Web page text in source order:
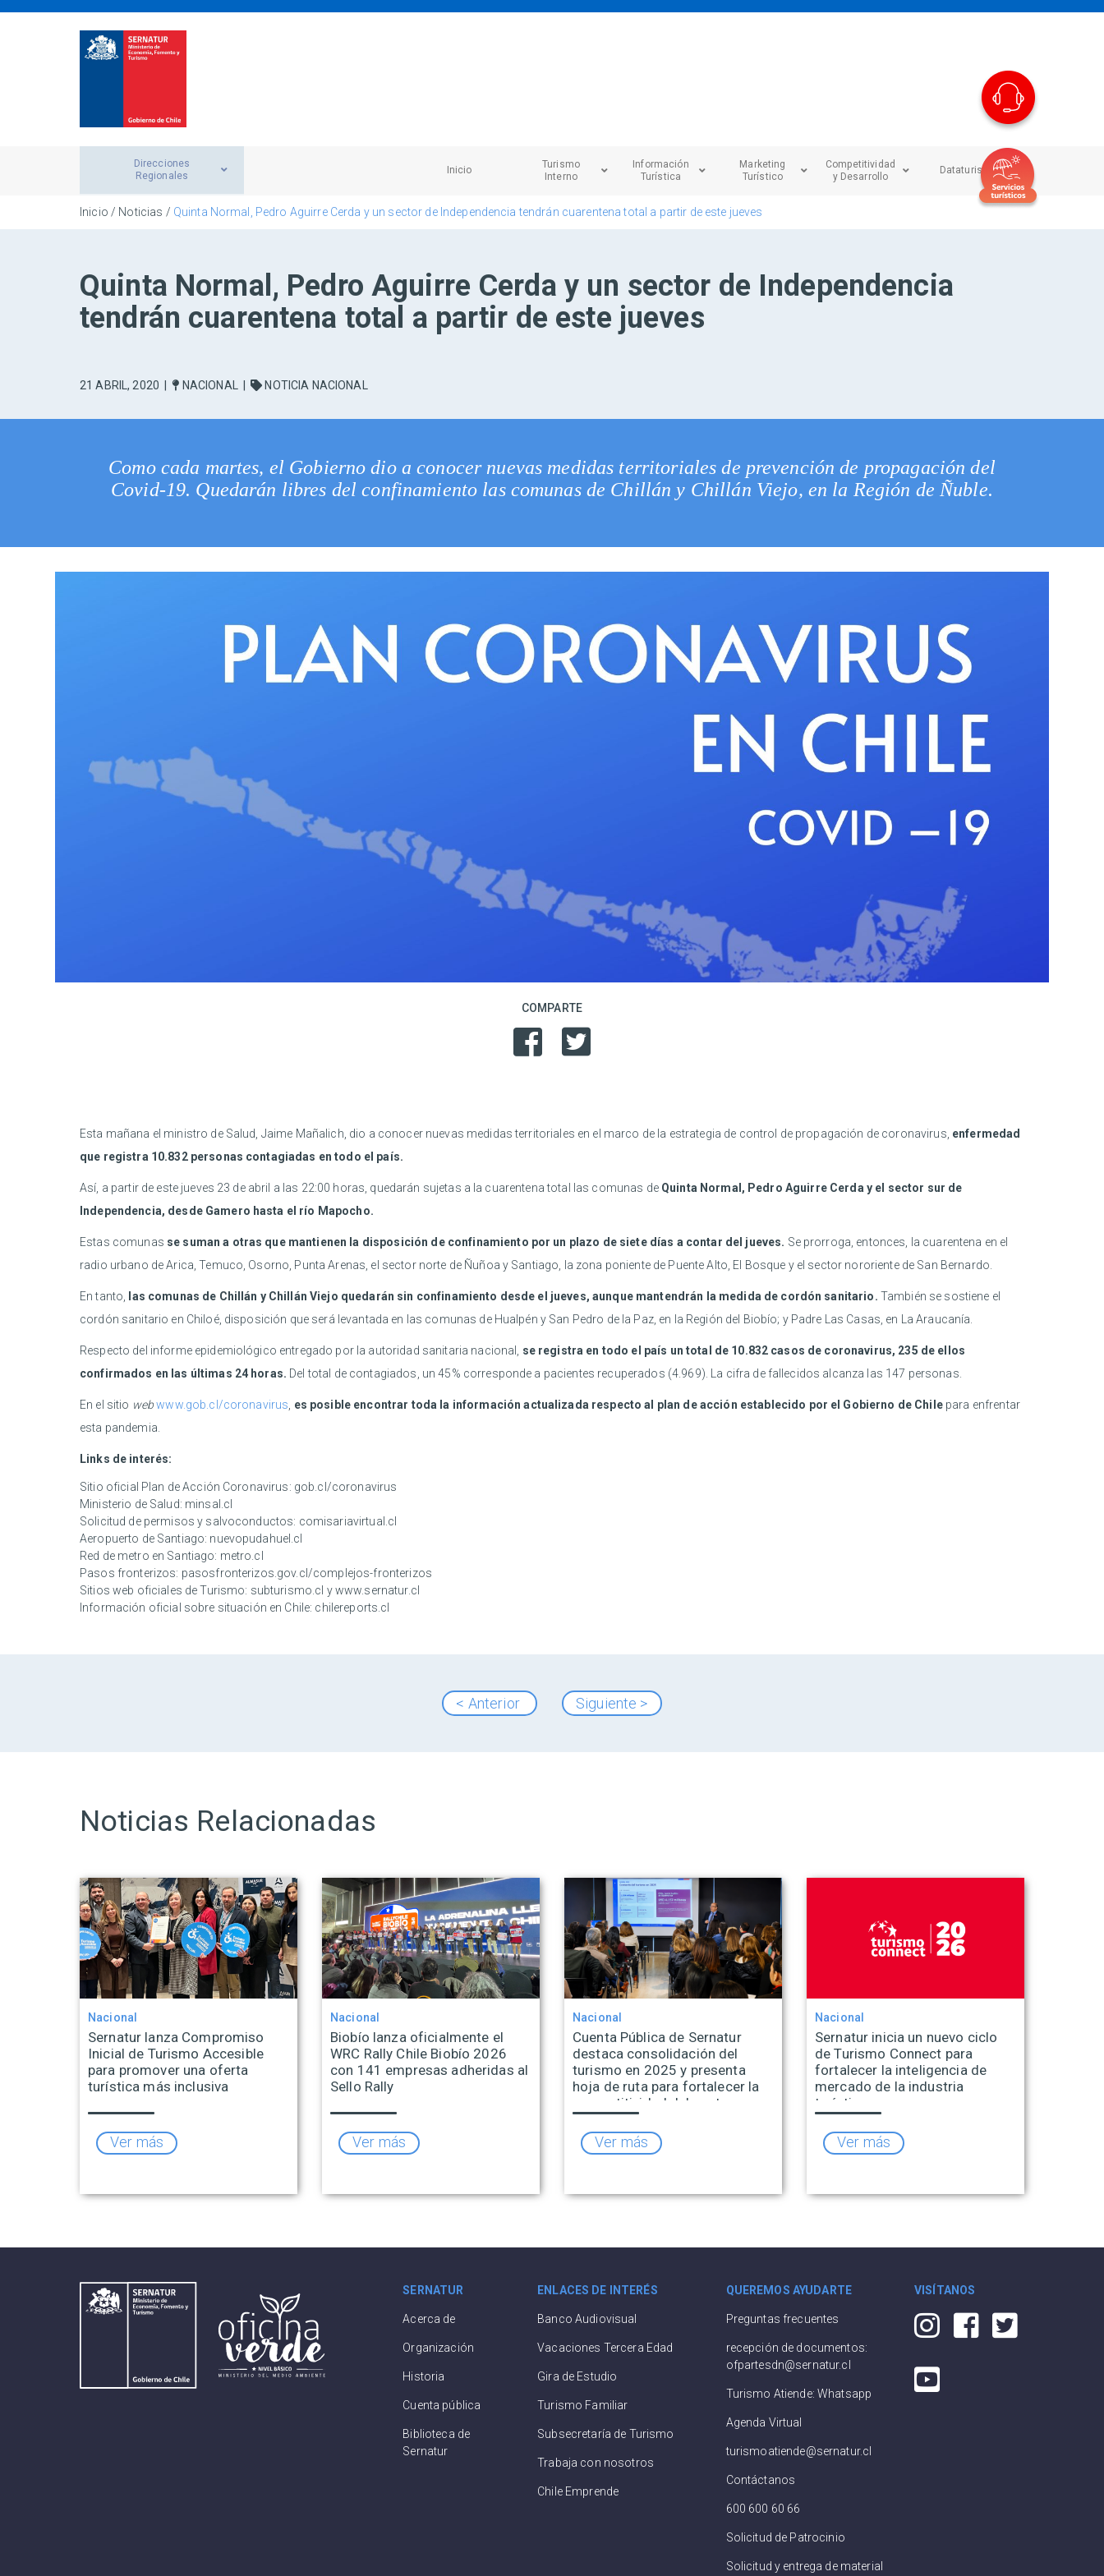
Direcciones
Regionales
Inicio
Turismo
Interno
Información
Turística
Marketing
Turístico
Competitividad
y Desarrollo
Dataturismo
Inicio / Noticias / Quinta Normal, Pedro Aguirre Cerda y un sector de Independencia tendrán cuarentena total a partir de este jueves
Quinta Normal, Pedro Aguirre Cerda y un sector de Independencia
tendrán cuarentena total a partir de este jueves
21 ABRIL, 2020 NACIONAL NOTICIA NACIONAL
Como cada martes, el Gobierno dio a conocer nuevas medidas territoriales de prevención de propagación del
Covid-19. Quedarán libres del confinamiento las comunas de Chillán y Chillán Viejo, en la Región de Ñuble.
COMPARTE
Esta mañana el ministro de Salud, Jaime Mañalich, dio a conocer nuevas medidas territoriales en el marco de la estrategia de control de propagación de coronavirus, enfermedad
que registra 10.832 personas contagiadas en todo el país.
Así, a partir de este jueves 23 de abril a las 22:00 horas, quedarán sujetas a la cuarentena total las comunas deQuinta Normal, Pedro Aguirre Cerda y el sector sur de
Independencia, desde Gamero hasta el río Mapocho.
Estas comunas se suman a otras que mantienen la disposición de confinamiento por un plazo de siete días a contar del jueves. Se prorroga, entonces, la cuarentena en el
radio urbano de Arica, Temuco, Osorno, Punta Arenas, el sector norte de Ñuñoa y Santiago, la zona poniente de Puente Alto, El Bosque y el sector nororiente de San Bernardo.
En tanto, las comunas de Chillán y Chillán Viejo quedarán sin confinamiento desde el jueves, aunque mantendrán la medida de cordón sanitario. También se sostiene el
cordón sanitario en Chiloé, disposición que será levantada en las comunas de Hualpén y San Pedro de la Paz, en la Región del Biobío; y Padre Las Casas, en La Araucanía.
Respecto del informe epidemiológico entregado por la autoridad sanitaria nacional, se registra en todo el país un total de 10.832 casos de coronavirus, 235 de ellos
confirmados en las últimas 24 horas. Del total de contagiados, un 45% corresponde a pacientes recuperados (4.969). La cifra de fallecidos alcanza las 147 personas.
En el sitio web www.gob.cl/coronavirus es posible encontrar toda la información actualizada respecto al plan de acción establecido por el Gobierno de Chilepara enfrentar
esta pandemia.
Links de interés:
Sitio oficial Plan de Acción Coronavirus: gob.cl/coronavirus
Ministerio de Salud: minsal.cl
Solicitud de permisos y salvoconductos: comisariavirtual.cl
Aeropuerto de Santiago: nuevopudahuel.cl
Red de metro en Santiago: metro.cl
Pasos fronterizos: pasosfronterizos.gov.cl/complejos-fronterizos
Sitios web oficiales de Turismo: subturismo.cl ywww.sernatur.cl
Información oficial sobre situación en Chile: chilereports.cl
< Anterior Siguiente >
Noticias Relacionadas
Nacional
Sernatur lanza Compromiso
Inicial de Turismo Accesible
para promover una oferta
turística más inclusiva
Ver más
Nacional
Biobío lanza oficialmente el
WRC Rally Chile Biobío 2026
con 141 empresas adheridas al
Sello Rally
Ver más
Nacional
Cuenta Pública de Sernatur
destaca consolidación del
turismo en 2025 y presenta
hoja de ruta para fortalecer la
competitividad del sector
Ver más
Nacional
Sernatur inicia un nuevo ciclo
de Turismo Connect para
fortalecer la inteligencia de
mercado de la industria
turística
Ver más
SERNATUR
Acerca de
Organización
Historia
Cuenta pública
Biblioteca de
Sernatur
ENLACES DE INTERÉS
Banco Audiovisual
Vacaciones Tercera Edad
Gira de Estudio
Turismo Familiar
Subsecretaría de Turismo
Trabaja con nosotros
Chile Emprende
QUEREMOS AYUDARTE
Preguntas frecuentes
recepción de documentos:
ofpartesdn@sernatur.cl
Turismo Atiende: Whatsapp
Agenda Virtual
turismoatiende@sernatur.cl
Contáctanos
600 600 60 66
Solicitud de Patrocinio
Solicitud y entrega de material
VISÍTANOS